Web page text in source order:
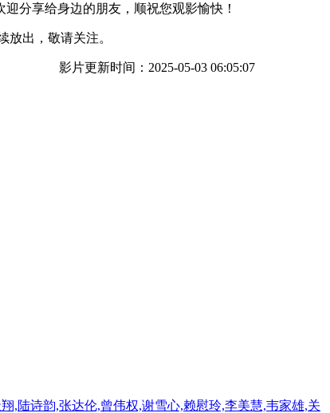
分享给身边的朋友，顺祝您观影愉快！
出，敬请关注。
影片更新时间：2025-05-03 06:05:07
,陆诗韵,张达伦,曾伟权,谢雪心,赖慰玲,李美慧,韦家雄,关